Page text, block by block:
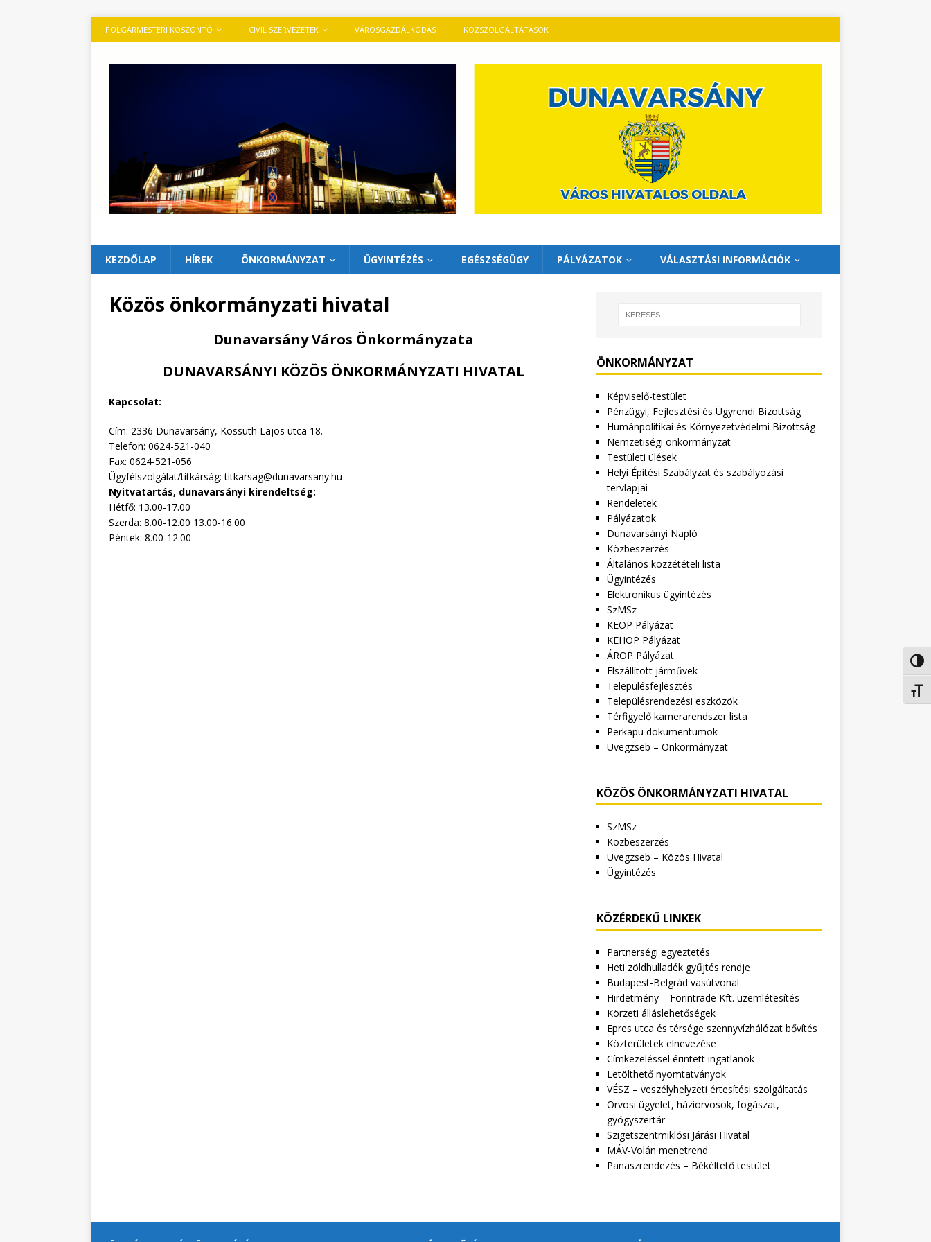
POLGÁRMESTERI KÖSZÖNTŐ CIVIL SZERVEZETEK VÁROSGAZDÁLKODÁS KÖZSZOLGÁLTATÁSOK
KEZDŐLAP HÍREK ÖNKORMÁNYZAT ÜGYINTÉZÉS EGÉSZSÉGÜGY PÁLYÁZATOK VÁLASZTÁSI INFORMÁCIÓK
Közös önkormányzati hivatal
Dunavarsány Város Önkormányzata
DUNAVARSÁNYI KÖZÖS ÖNKORMÁNYZATI HIVATAL
Kapcsolat:
Cím: 2336 Dunavarsány, Kossuth Lajos utca 18.
Telefon: 0624-521-040
Fax: 0624-521-056
Ügyfélszolgálat/titkárság: titkarsag@dunavarsany.hu
Nyitvatartás, dunavarsányi kirendeltség:
Hétfő: 13.00-17.00
Szerda: 8.00-12.00 13.00-16.00
Péntek: 8.00-12.00
ÖNKORMÁNYZAT
Képviselő-testület
Pénzügyi, Fejlesztési és Ügyrendi Bizottság
Humánpolitikai és Környezetvédelmi Bizottság
Nemzetiségi önkormányzat
Testületi ülések
Helyi Építési Szabályzat és szabályozási
tervlapjai
Rendeletek
Pályázatok
Dunavarsányi Napló
Közbeszerzés
Általános közzétételi lista
Ügyintézés
Elektronikus ügyintézés
SzMSz
KEOP Pályázat
KEHOP Pályázat
ÁROP Pályázat
Elszállított járművek
Településfejlesztés
Településrendezési eszközök
Térfigyelő kamerarendszer lista
Perkapu dokumentumok
Üvegzseb – Önkormányzat
KÖZÖS ÖNKORMÁNYZATI HIVATAL
SzMSz
Közbeszerzés
Üvegzseb – Közös Hivatal
Ügyintézés
KÖZÉRDEKŰ LINKEK
Partnerségi egyeztetés
Heti zöldhulladék gyűjtés rendje
Budapest-Belgrád vasútvonal
Hirdetmény – Forintrade Kft. üzemlétesítés
Körzeti álláslehetőségek
Epres utca és térsége szennyvízhálózat bővítés
Közterületek elnevezése
Címkezeléssel érintett ingatlanok
Letölthető nyomtatványok
VÉSZ – veszélyhelyzeti értesítési szolgáltatás
Orvosi ügyelet, háziorvosok, fogászat,
gyógyszertár
Szigetszentmiklósi Járási Hivatal
MÁV-Volán menetrend
Panaszrendezés – Békéltető testület